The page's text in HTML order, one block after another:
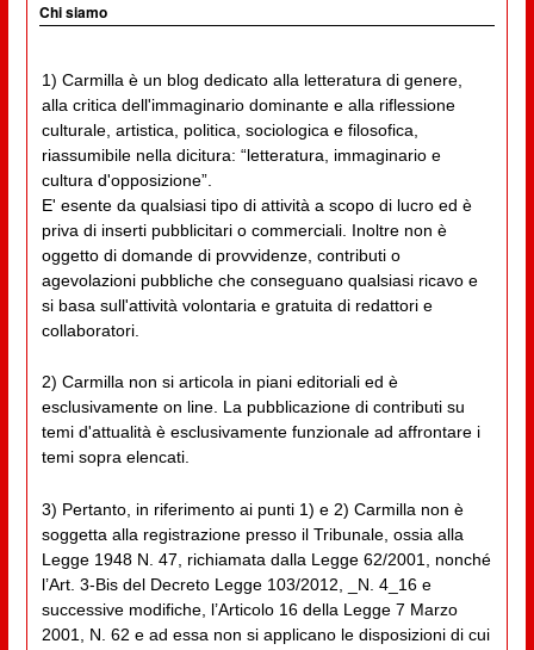
Chi siamo
1) Carmilla è un blog dedicato alla letteratura di genere,
alla critica dell'immaginario dominante e alla riflessione
culturale, artistica, politica, sociologica e filosofica,
riassumibile nella dicitura: “letteratura, immaginario e
cultura d'opposizione”.
E' esente da qualsiasi tipo di attività a scopo di lucro ed è
priva di inserti pubblicitari o commerciali. Inoltre non è
oggetto di domande di provvidenze, contributi o
agevolazioni pubbliche che conseguano qualsiasi ricavo e
si basa sull'attività volontaria e gratuita di redattori e
collaboratori.
2) Carmilla non si articola in piani editoriali ed è
esclusivamente on line. La pubblicazione di contributi su
temi d'attualità è esclusivamente funzionale ad affrontare i
temi sopra elencati.
3) Pertanto, in riferimento ai punti 1) e 2) Carmilla non è
soggetta alla registrazione presso il Tribunale, ossia alla
Legge 1948 N. 47, richiamata dalla Legge 62/2001, nonché
l’Art. 3-Bis del Decreto Legge 103/2012, _N. 4_16 e
successive modifiche, l’Articolo 16 della Legge 7 Marzo
2001, N. 62 e ad essa non si applicano le disposizioni di cui